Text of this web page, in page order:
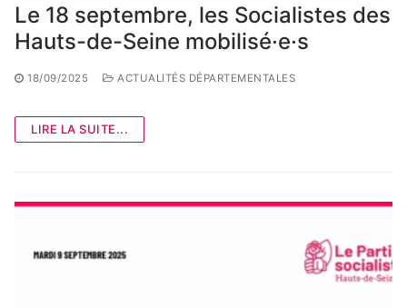
Le 18 septembre, les Socialistes des
Hauts-de-Seine mobilisé·e·s
18/09/2025 ACTUALITÉS DÉPARTEMENTALES
LIRE LA SUITE...